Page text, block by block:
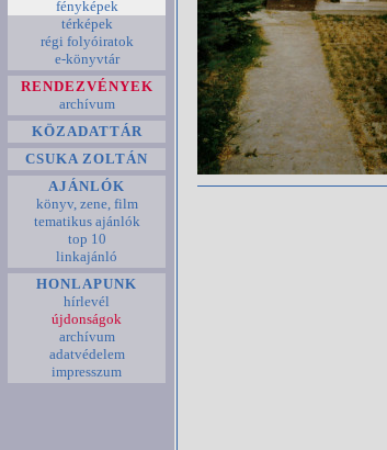
fényképek
térképek
régi folyóiratok
e-könyvtár
RENDEZVÉNYEK
archívum
KÖZADATTÁR
CSUKA ZOLTÁN
AJÁNLÓK
könyv, zene, film
tematikus ajánlók
top 10
linkajánló
HONLAPUNK
hírlevél
újdonságok
archívum
adatvédelem
impresszum